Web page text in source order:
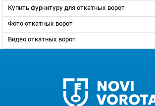
Купить фурнитуру для откатных ворот
Фото откатных ворот
Видео откатных ворот